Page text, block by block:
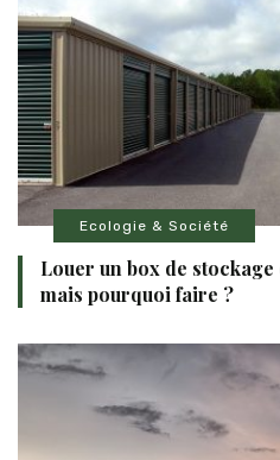
Ecologie & Société
Louer un box de
mais pourquoi faire ?